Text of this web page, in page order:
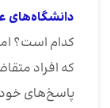
دانشگاه‌های
کدام است؟
که افراد
پاسخ‌های